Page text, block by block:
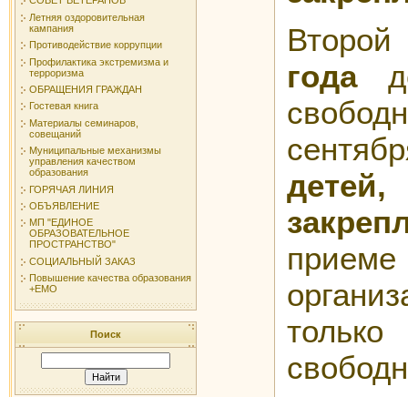
Летняя оздоровительная
кампания
Противодействие коррупции
Профилактика экстремизма и
терроризма
ОБРАЩЕНИЯ ГРАЖДАН
Гостевая книга
Материалы семинаров,
совещаний
Муниципальные механизмы
управления качеством
образования
ГОРЯЧАЯ ЛИНИЯ
ОБЪЯВЛЕНИЕ
МП "ЕДИНОЕ
ОБРАЗОВАТЕЛЬНОЕ
ПРОСТРАНСТВО"
СОЦИАЛЬНЫЙ ЗАКАЗ
Повышение качества образования
+ЕМО
Поиск
годадо